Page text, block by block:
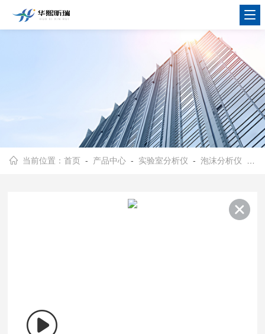
当前位置：首页 - 产品中心 - 实验室分析仪 -泡沫分析仪